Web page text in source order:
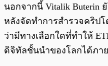
นอกจากนี้ Vitalik Buterin
หลังจัดทำการสำรวจคริป
ว่ามีทางเลือกใดที่ทำให้
ดิจิทัลชั้นนำของโลกได้ภา